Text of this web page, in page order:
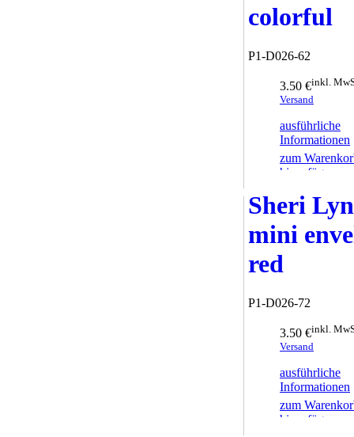
colorful
P1-D026-62
3.50 €inkl.
Versand
ausführliche
Informationen
zum
hinzufügen
Sheri
mini
red
P1-D026-72
3.50 €inkl.
Versand
ausführliche
Informationen
zum
hinzufügen